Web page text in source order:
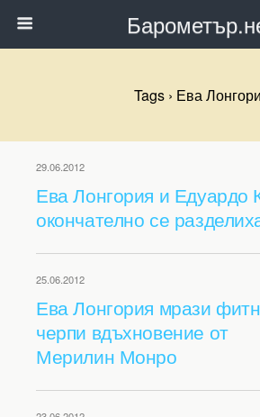
Tags › Ева
29.06.2012
Ева Лонгория и Едуардо
окончателно се
25.06.2012
Ева Лонгория мрази
черпи вдъхновение от
Мерилин Монро